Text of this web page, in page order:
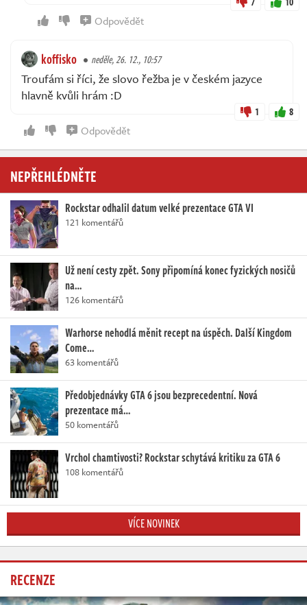
Odpovědět
koffisko neděle, 26. 12., 10:57
Troufám si říci, že slovo řežba je v českém jazyce
hlavně kvůli hrám :D
1 8
Odpovědět
NEPŘEHLÉDNĚTE
Rockstar odhalil datum velké prezentace GTA VI
121 komentářů
Už není cesty zpět. Sony připomíná konec fyzických nosičů
na…
126 komentářů
Warhorse nehodlá měnit recept na úspěch. Další Kingdom
Come…
63 komentářů
Předobjednávky GTA 6 jsou bezprecedentní. Nová
prezentace má…
50 komentářů
Vrchol chamtivosti? Rockstar schytává kritiku za GTA 6
108 komentářů
VÍCE NOVINEK
RECENZE